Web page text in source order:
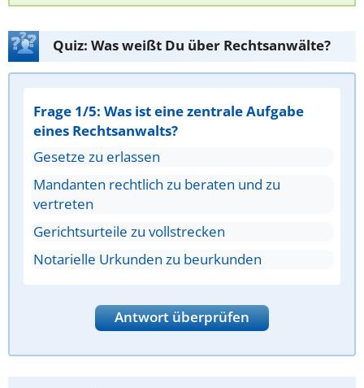
Quiz: Was weißt Du über Rechtsanwälte?
Frage 1/5: Was ist eine zentrale Aufgabe
eines Rechtsanwalts?
Gesetze zu erlassen
Mandanten rechtlich zu beraten und zu
vertreten
Gerichtsurteile zu vollstrecken
Notarielle Urkunden zu beurkunden
Antwort überprüfen